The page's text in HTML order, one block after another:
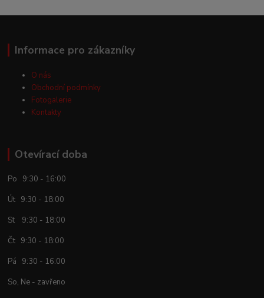
Informace pro zákazníky
O nás
Obchodní podmínky
Fotogalerie
Kontakty
Otevírací doba
Po 9:30 - 16:00
Út 9:30 - 18:00
St 9:30 - 18:00
Čt 9:30 - 18:00
Pá 9:30 - 16:00
So, Ne - zavřeno